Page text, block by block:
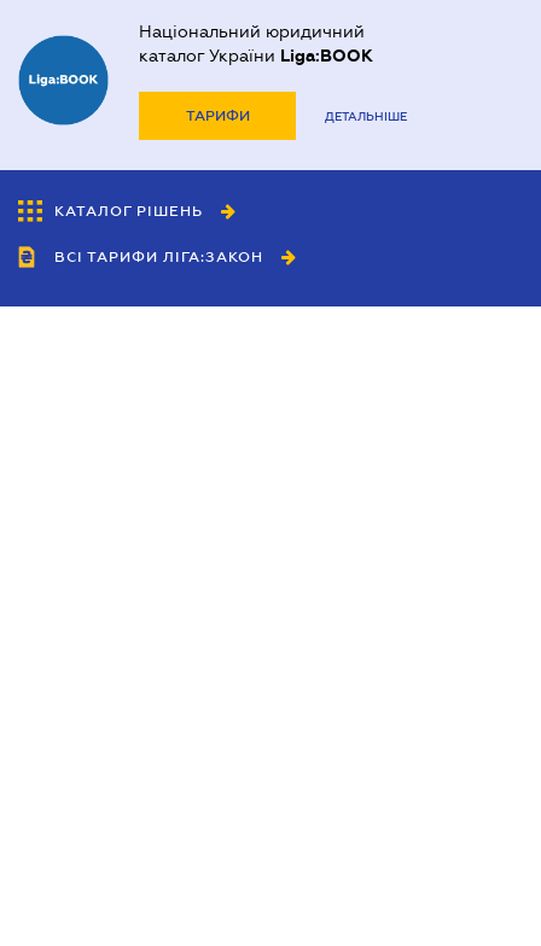
Національний юридичний
каталог України Liga:BOOK
ТАРИФИ ДЕТАЛЬНІШЕ
КАТАЛОГ РІШЕНЬ
ВСІ ТАРИФИ ЛІГА:ЗАКОН